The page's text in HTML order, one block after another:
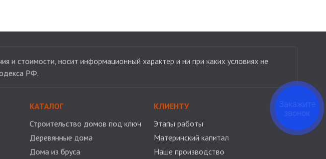
и стоимости, носит информационный характер и ни при каких условиях не
РФ.
КАТАЛОГ
Строительство домов под ключ
Деревянные дома
Дома из бруса
КЛИЕНТУ
Этапы работы
Материнский капитал
Наше производство
Закажите
звонок